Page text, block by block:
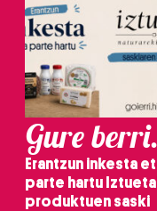
Gure berri.
Erantzun inkesta
parte hartu
produktuen saski